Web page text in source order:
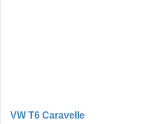
VW T6 Caravelle